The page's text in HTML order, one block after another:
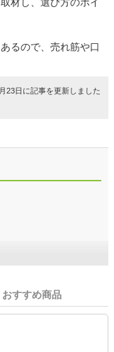
るので、売れ筋や口
23日に記事を更新しました
おすすめ商品